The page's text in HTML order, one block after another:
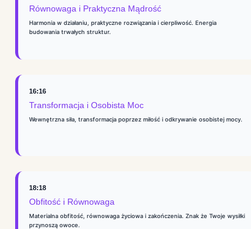
Równowaga i Praktyczna Mądrość
Harmonia w działaniu, praktyczne rozwiązania i cierpliwość. Energia
budowania trwałych struktur.
16:16
Transformacja i Osobista Moc
Wewnętrzna siła, transformacja poprzez miłość i odkrywanie osobistej mocy.
18:18
Obfitość i Równowaga
Materialna obfitość, równowaga życiowa i zakończenia. Znak że Twoje wysiłki
przynoszą owoce.